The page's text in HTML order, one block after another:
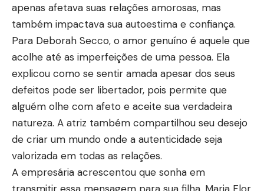
apenas afetava suas relações amorosas, mas
também impactava sua autoestima e confiança.
Para Deborah Secco, o amor genuíno é aquele que
acolhe até as imperfeições de uma pessoa. Ela
explicou como se sentir amada apesar dos seus
defeitos pode ser libertador, pois permite que
alguém olhe com afeto e aceite sua verdadeira
natureza. A atriz também compartilhou seu desejo
de criar um mundo onde a autenticidade seja
valorizada em todas as relações.
A empresária acrescentou que sonha em
transmitir essa mensagem para sua filha, Maria Flor.